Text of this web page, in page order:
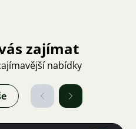
zajímat
nabídky